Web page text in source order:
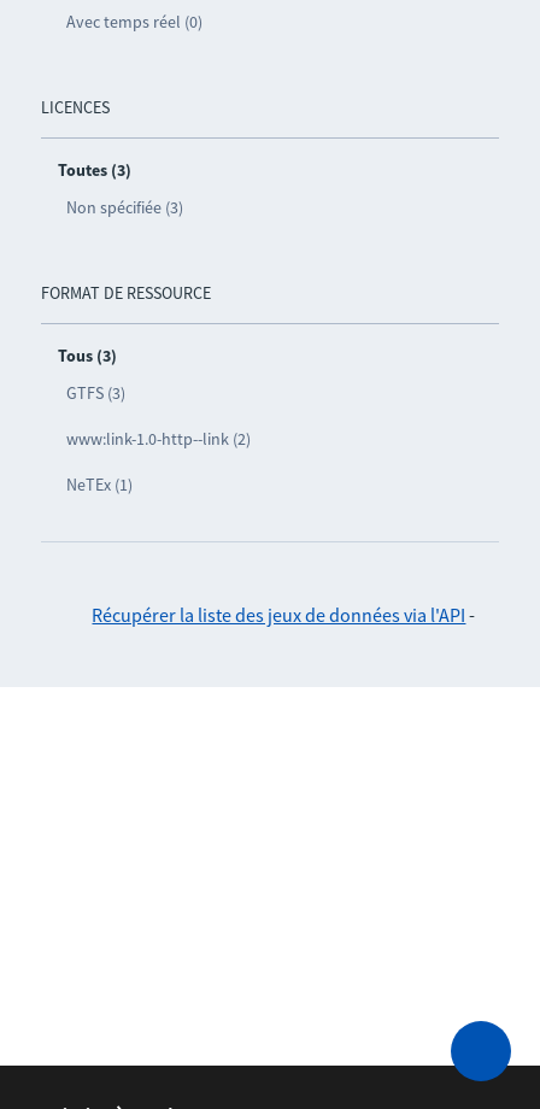
Avec temps réel (0)
LICENCES
Toutes (3)
Non spécifiée (3)
FORMAT DE RESSOURCE
Tous (3)
GTFS (3)
www:link-1.0-http--link (2)
NeTEx (1)
Récupérer la liste des jeux de données via l'API -